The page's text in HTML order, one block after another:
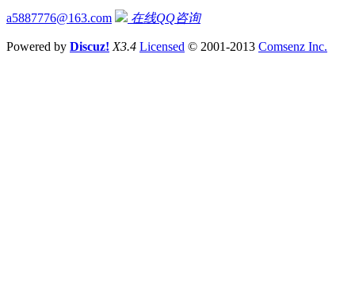
a5887776@163.com 在线QQ咨询
Powered by Discuz! X3.4 Licensed © 2001-2013 Comsenz Inc.